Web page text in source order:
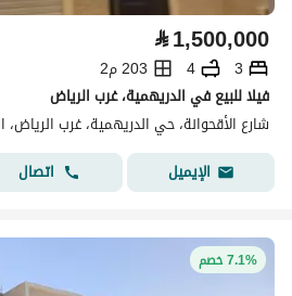
⃁1,500,000
3
4
203 م2
فيلا للبيع في الدريهمية، غرب الرياض
شارع الأقحوانة، حي الدريهمية، غرب الرياض،
الإيميل
اتصال
7.1% خصم